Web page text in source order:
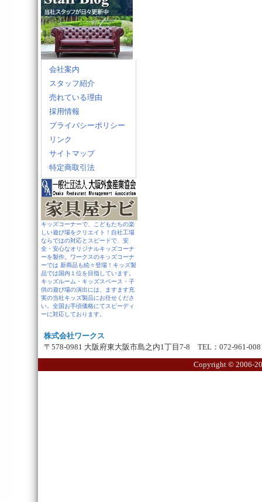
会社案内
スタッフ紹介
売れている理由
採用情報
プライバシーポリシー
リンク
サイトマップ
特定商取引法
キッズコーナーで、こどもたちの楽
しい遊び場をクリエイト！自社工場
ならではの対応とスピードで、安
全・安心なオリジナルキッズコーナ
ーを製作。ワークスのキッズコーナ
ーでは 新商品も続々登場！キッズ製
品では国内１位を目指しています。
キッズルーム・キッズスペース・子
供の遊び場の演出には、ますます充
実の当社キッズ製品にお任せくださ
い。全国お手頃価格にてスピーディ
ーに対応しております。
株式会社ワークス
〒578-0981 大阪府東大阪市島之内1丁目7-8 TEL：072-961-
Copyright © 2006-